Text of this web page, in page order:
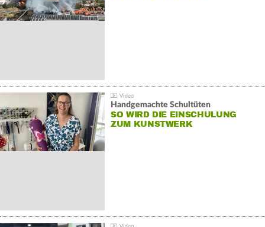
Handgemachte Schultüten
SO WIRD DIE EINSCHULUNG
ZUM KUNSTWERK